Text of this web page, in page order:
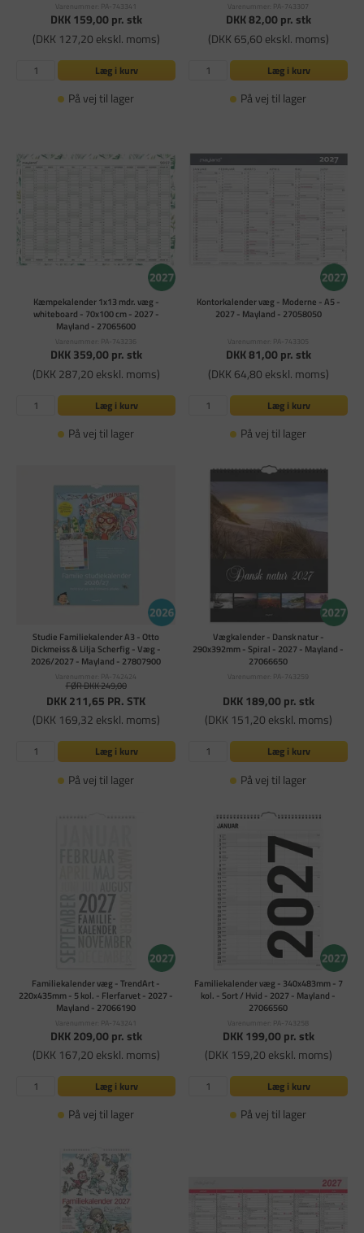
Varenummer: PA-743341
DKK 159,00pr. stk
(DKK 127,20 ekskl. moms)
Læg i kurv
På vej til lager
Varenummer: PA-743307
DKK 82,00pr. stk
(DKK 65,60 ekskl. moms)
Læg i kurv
På vej til lager
Kæmpekalender 1x13 mdr. væg -
whiteboard - 70x100 cm - 2027 -
Mayland - 27065600
Varenummer: PA-743236
DKK 359,00pr. stk
(DKK 287,20 ekskl. moms)
Læg i kurv
På vej til lager
Kontorkalender væg - Moderne - A5 -
2027 - Mayland - 27058050
Varenummer: PA-743305
DKK 81,00pr. stk
(DKK 64,80 ekskl. moms)
Læg i kurv
På vej til lager
Studie Familiekalender A3 - Otto
Dickmeiss & Lilja Scherfig - Væg -
2026/2027 - Mayland - 27807900
Varenummer: PA-742424
FØR DKK 249,00
DKK 211,65 PR. STK
(DKK 169,32 ekskl. moms)
Læg i kurv
På vej til lager
Vægkalender - Dansk natur -
290x392mm - Spiral - 2027 - Mayland -
27066650
Varenummer: PA-743259
DKK 189,00pr. stk
(DKK 151,20 ekskl. moms)
Læg i kurv
På vej til lager
Familiekalender væg - TrendArt -
220x435mm - 5 kol. - Flerfarvet - 2027 -
Mayland - 27066190
Varenummer: PA-743241
DKK 209,00pr. stk
(DKK 167,20 ekskl. moms)
Læg i kurv
På vej til lager
Familiekalender væg - 340x483mm - 7
kol. - Sort / Hvid - 2027 - Mayland -
27066560
Varenummer: PA-743258
DKK 199,00pr. stk
(DKK 159,20 ekskl. moms)
Læg i kurv
På vej til lager